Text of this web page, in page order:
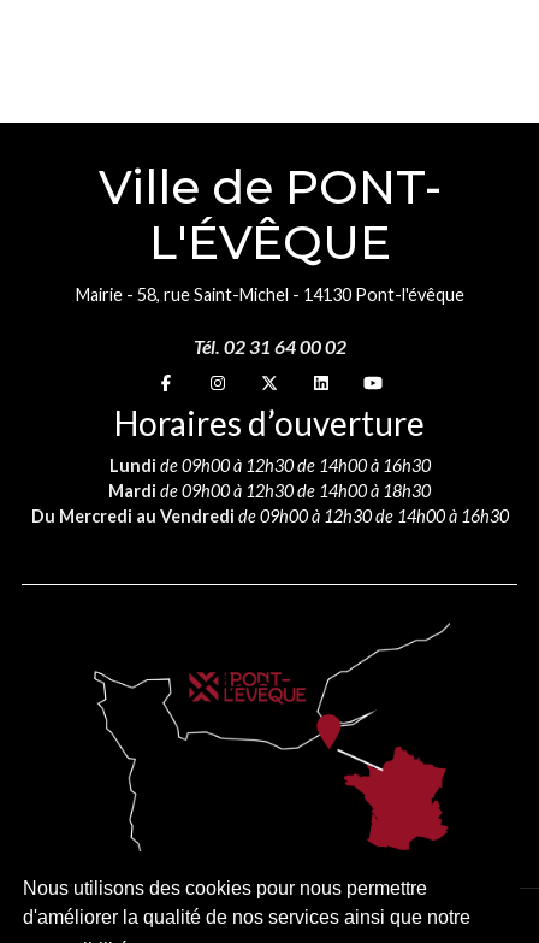
Nous utilisons des cookies pour nous permettre
d'améliorer la qualité de nos services ainsi que notre
Ville de PONT-
L'ÉVÊQUE
Mairie - 58, rue Saint-Michel - 14130 Pont-l'évêque
Tél. 02 31 64 00 02
Suivez-nous sur
Suivez-nous sur
Suivez-nous sur
Suivez-nous sur
Suivez-nous sur
Horaires d’ouverture
Lundi de 09h00 à 12h30 de 14h00 à 16h30
Mardi de 09h00 à 12h30 de 14h00 à 18h30
Du Mercredi au Vendredi de 09h00 à 12h30 de 14h00 à 16h30
PLAN DU SITE MENTIONS LÉGALES ACCESSIBILITÉ